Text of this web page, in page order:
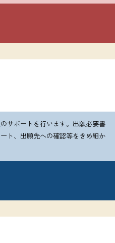
サポートを行います。出願必要書
ト、出願先への確認等をきめ細か